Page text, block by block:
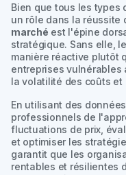
Bien que tous les types
un rôle dans la réussite
marché est l'épine
stratégique. Sans elle,
manière réactive plutôt
entreprises vulnérables
la volatilité des coûts et
En utilisant des
professionnels de
fluctuations de prix,
et optimiser les
garantit que les
rentables et résilientes